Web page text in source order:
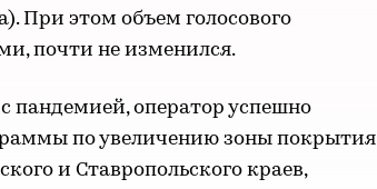
При этом объем голосового
почти не изменился.
пандемией, оператор успешно
по увеличению зоны покрытия
и Ставропольского краев,